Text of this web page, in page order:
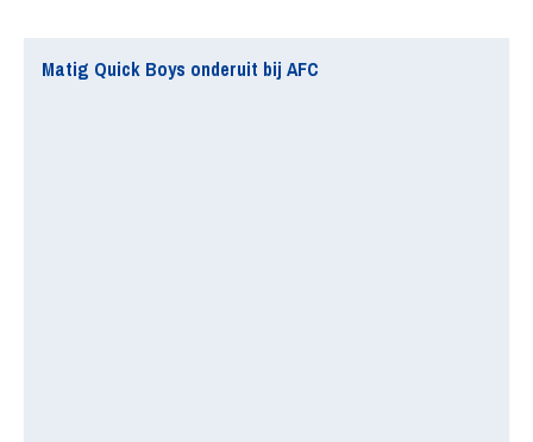
Matig Quick Boys onderuit bij AFC